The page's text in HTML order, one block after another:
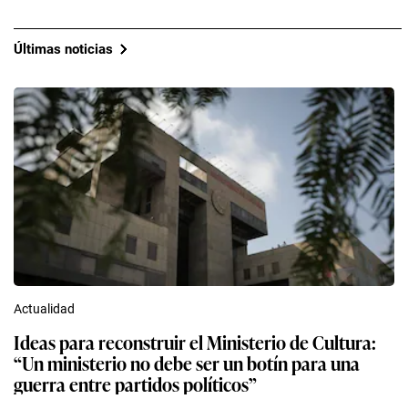
Últimas noticias
Actualidad
Ideas para reconstruir el Ministerio de Cultura:
“Un ministerio no debe ser un botín para una
guerra entre partidos políticos”